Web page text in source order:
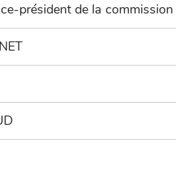
président de la commission